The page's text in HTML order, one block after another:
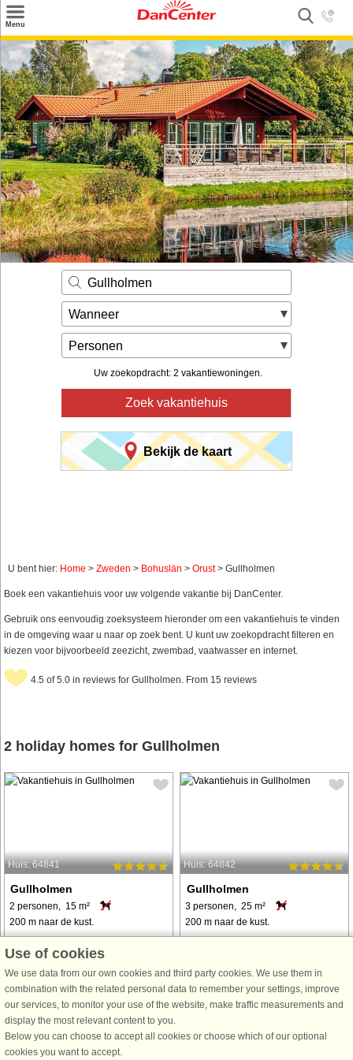
Menu
Zoeken
Inspiratie
Informatie over
Service
Kontakt
Gullholmen
Wanneer
Personen
Uw zoekopdracht: 2 vakantiewoningen.
Zoek vakantiehuis
Bekijk de kaart
U bent hier: Home > Zweden > Bohuslän > Orust> Gullholmen
Boek een vakantiehuis voor uw volgende vakantie bij DanCenter.
Gebruik ons eenvoudig zoeksysteem hieronder om een vakantiehuis te vinden
in de omgeving waar u naar op zoek bent. U kunt uw zoekopdracht filteren en
kiezen voor bijvoorbeeld zeezicht, zwembad, vaatwasser en internet.
4.5 of 5.0 in reviews for Gullholmen. From 15 reviews
2 holiday homes for Gullholmen
Huis: 64841
Gullholmen
2 personen, 15 m²
200 m naar de kust.
Kleine, gemütliche Ferienunterkunft
reizvollen, kleinen Insel Gullholmen.
Von der kleinen Holzveranda hat
man herrlichen Ausblick zur Küste
und in verschiedene
Himmelsrichtungen! ...
Huis: 64842
Gullholmen
3 personen, 25 m²
200 m naar de kust.
Gullholmen steht dieses wohnliche,
kleine Ferienhaus für max. 3
Personen. Ringsum die Insel finden
und ...
Use of cookies
We use data from our own cookies and third party cookies. We use them in
combination with the related personal data to remember your settings, improve
our services, to monitor your use of the website, make traffic measurements and
display the most relevant content to you.
Below you can choose to accept all cookies or choose which of our optional
cookies you want to accept.